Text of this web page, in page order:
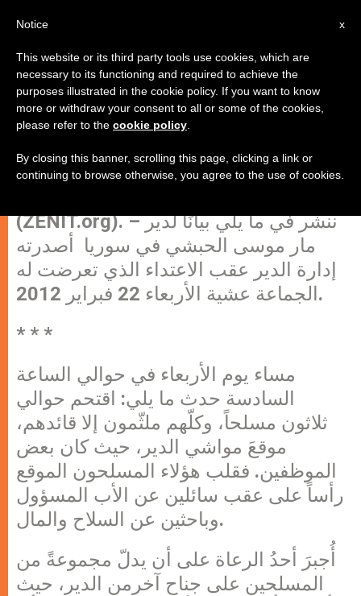
جماعة دير مار موسى ضحية اعتداء
مسلح
(ZENIT.org). – ننشر في ما يلي بيانًا لدير
مار موسى الحبشي في سوريا أصدرته
إدارة الدير عقب الاعتداء الذي تعرضت له
الجماعة عشية الأربعاء 22 فبراير 2012.
* * *
مساء يوم الأربعاء في حوالي الساعة
السادسة حدث ما يلي: اقتحم حوالي
ثلاثون مسلحاً، وكلّهم ملثّمون إلا قائدهم،
موقعَ مواشي الدير، حيث كان بعض
الموظفين. فقلب هؤلاء المسلحون الموقع
رأساً على عقب سائلين عن الأب المسؤول
وباحثين عن السلاح والمال.
أُجبرَ أحدُ الرعاة على أن يدلّ مجموعةً من
المسلحين على جناح آخرمن الدير، حيث
x
Notice
This website or its third party tools use cookies, which are
necessary to its functioning and required to achieve the
purposes illustrated in the cookie policy. If you want to know
more or withdraw your consent to all or some of the cookies,
please refer to the cookie policy
By closing this banner, scrolling this page, clicking a link or
continuing to browse otherwise, you agree to the use of cookies.